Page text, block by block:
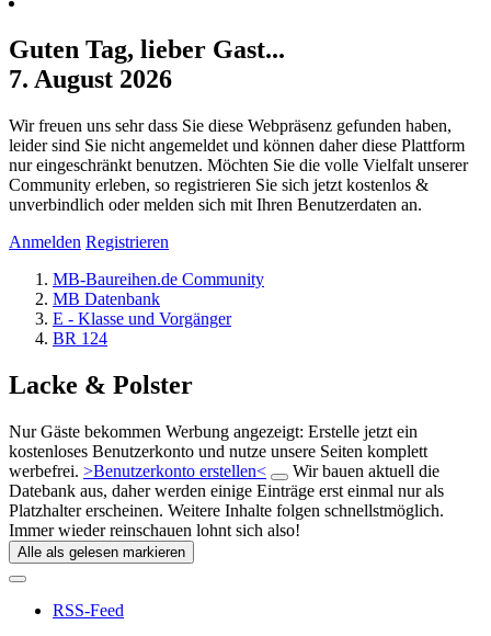
Guten Tag, lieber Gast...
7. August 2026
Wir freuen uns sehr dass Sie diese Webpräsenz gefunden haben,
leider sind Sie nicht angemeldet und können daher diese Plattform
nur eingeschränkt benutzen. Möchten Sie die volle Vielfalt unserer
Community erleben, so registrieren Sie sich jetzt kostenlos &
unverbindlich oder melden sich mit Ihren Benutzerdaten an.
Anmelden Registrieren
MB-Baureihen.de Community
MB Datenbank
E - Klasse und Vorgänger
BR 124
Lacke & Polster
Nur Gäste bekommen Werbung angezeigt: Erstelle jetzt ein
kostenloses Benutzerkonto und nutze unsere Seiten komplett
werbefrei. >Benutzerkonto erstellen<
Wir bauen aktuell die
Datebank aus, daher werden einige Einträge erst einmal nur als
Platzhalter erscheinen. Weitere Inhalte folgen schnellstmöglich.
Immer wieder reinschauen lohnt sich also!
Alle als gelesen markieren
RSS-Feed